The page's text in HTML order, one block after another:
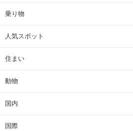
乗り物
人気スポット
住まい
動物
国内
国際